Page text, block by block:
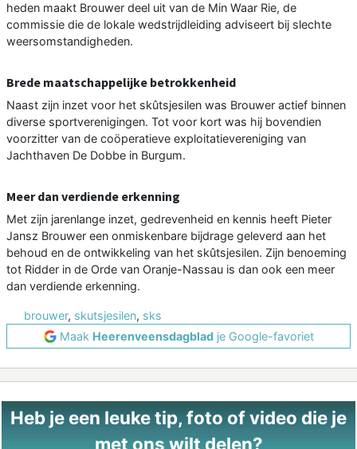
heden maakt Brouwer deel uit van de Min Waar Rie, de
commissie die de lokale wedstrijdleiding adviseert bij slechte
weersomstandigheden.
Brede maatschappelijke betrokkenheid
Naast zijn inzet voor het skûtsjesilen was Brouwer actief binnen
diverse sportverenigingen. Tot voor kort was hij bovendien
voorzitter van de coöperatieve exploitatievereniging van
Jachthaven De Dobbe in Burgum.
Meer dan verdiende erkenning
Met zijn jarenlange inzet, gedrevenheid en kennis heeft Pieter
Jansz Brouwer een onmiskenbare bijdrage geleverd aan het
behoud en de ontwikkeling van het skûtsjesilen. Zijn benoeming
tot Ridder in de Orde van Oranje-Nassau is dan ook een meer
dan verdiende erkenning.
brouwer, skutsjesilen, sks
Maak Heerenveensdagbladje Google-favoriet
Heb je een leuke tip, foto of video die je
met ons wilt delen?